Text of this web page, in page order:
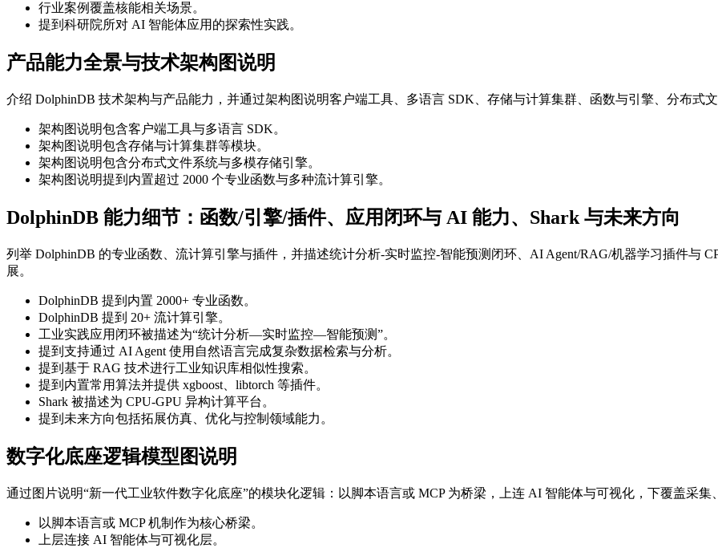
行业案例覆盖核能相关场景。
提到科研院所对 AI 智能体应用的探索性实践。
产品能力全景与技术架构图说明
介绍 DolphinDB 技术架构与产品能力，并通过架构图说明客户端工具、多语言 SDK、存储与计算集群、函数与引擎、分布式
架构图说明包含客户端工具与多语言 SDK。
架构图说明包含存储与计算集群等模块。
架构图说明包含分布式文件系统与多模存储引擎。
架构图说明提到内置超过 2000 个专业函数与多种流计算引擎。
DolphinDB 能力细节：函数/引擎/插件、应用闭环与 AI 能力、Shark 与未来方向
列举 DolphinDB 的专业函数、流计算引擎与插件，并描述统计分析-实时监控-智能预测闭环、AI Agent/RAG/机器学习插件与
展。
DolphinDB 提到内置 2000+ 专业函数。
DolphinDB 提到 20+ 流计算引擎。
工业实践应用闭环被描述为“统计分析—实时监控—智能预测”。
提到支持通过 AI Agent 使用自然语言完成复杂数据检索与分析。
提到基于 RAG 技术进行工业知识库相似性搜索。
提到内置常用算法并提供 xgboost、libtorch 等插件。
Shark 被描述为 CPU-GPU 异构计算平台。
提到未来方向包括拓展仿真、优化与控制领域能力。
数字化底座逻辑模型图说明
通过图片说明“新一代工业软件数字化底座”的模块化逻辑：以脚本语言或 MCP 为桥梁，上连 AI 智能体与可视化，下覆盖采
以脚本语言或 MCP 机制作为核心桥梁。
上层连接 AI 智能体与可视化层。